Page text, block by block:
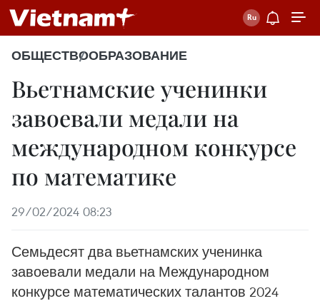
ОБЩЕСТВООБРАЗОВАНИЕ
Вьетнамские ученинки
завоевали медали на
международном конкурсе
по математике
29/02/2024 08:23
Семьдесят два вьетнамских ученинка
завоевали медали на Международном
конкурсе математических талантов 2024